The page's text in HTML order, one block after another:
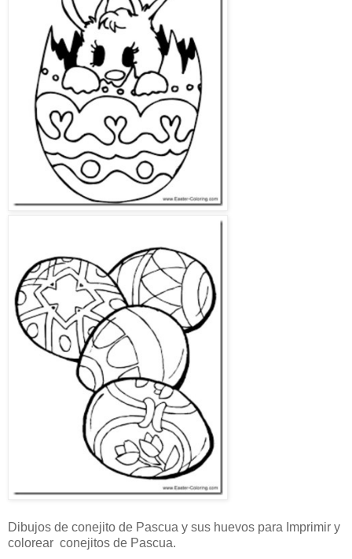
Dibujos de conejito de Pascua y sus huevos para Imprimir y
colorear conejitos de Pascua.